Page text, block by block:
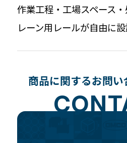
作業工程・工場スペース
レーン用レールが自由に設
商品に関するお問